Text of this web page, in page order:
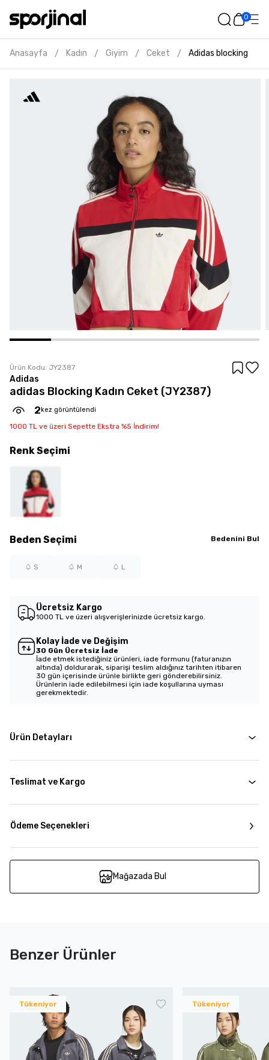
0
Anasayfa / Kadın / Giyim / Ceket / Adidas blocking
Ürün Kodu: JY2387
Adidas
adidas Blocking Kadın Ceket (JY2387)
2 kez görüntülendi
1000 TL ve üzeri Sepette Ekstra %5 İndirim!
Beden Seçimi Bedenini Bul
S M L
RenkSeçimi
Ücretsiz Kargo
1000 TL ve üzeri alışverişlerinizde ücretsiz kargo.
Kolay İade ve Değişim
30 Gün Ücretsiz İade
İade etmek istediğiniz ürünleri, iade formunu (faturanızın
altında) doldurarak, siparişi teslim aldığınız tarihten itibaren
30 gün içerisinde ürünle birlikte geri gönderebilirsiniz.
Ürünlerin iade edilebilmesi için iade koşullarına uyması
gerekmektedir.
Ürün Detayları
Teslimat ve Kargo
Ödeme Seçenekleri
Mağazada Bul
Benzer Ürünler
Tükeniyor Tükeniyor